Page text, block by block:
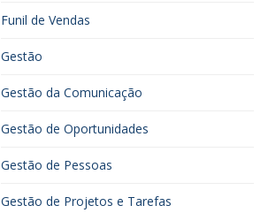
Funil de Vendas
Gestão
Gestão da Comunicação
Gestão de Oportunidades
Gestão de Pessoas
Gestão de Projetos e Tarefas